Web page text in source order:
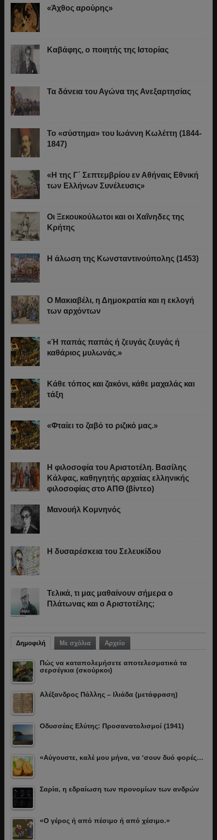
«Άχθος αρούρης»
Καβάφης, ο ποιητής της Ιστορίας
Τα δάνεια του Αγώνα της Ανεξαρτησίας
Το «σύστημα» του Ιωάννη Κωλέττη (1844-
1847)
«Η της Γ΄ Σεπτεμβρίου εν Αθήναις Εθνική
των Ελλήνων Συνέλευσις»
Οι Ξεκουκούλωτοι και οι Χαΐνηδες της
Κρήτης
Η άλωση της Κωνσταντινούπολης (1453)
Ο Μακιαβέλι, η Δημοκρατία και η εκλογή
των αρχόντων
«Ή παπάς παπάς ή ζευγάς ζευγάς ή
καθάριος μυλωνάς.»
Κάθε τόπος και ζακόνι, κάθε μαχαλάς και
τάξη
«Φταίει το ζαβό το ριζικό μας.»
Η φιλοσοφία του Αριστοτέλη. Βασίλης
Κάλφας, καθηγητής αρχαίας ελληνικής
φιλοσοφίας στο ΑΠΘ (βίντεο)
Μανουήλ Κομνηνός
Η δυσαρέσκεια του Σελευκίδου
Τελικά, τι μας μαθαίνουν σήμερα ο
Πλάτωνας και ο Αριστοτέλης;
Δημοφιλή Με σχόλια Αρχείο
Πώς να καταπολεμήσετε αποτελεσματικά τα
σερσέγκια (σκούρκοι)
Αλέξανδρος Πάλλης – Ιλιάδα (μετάφραση)
Οδυσσέας Ελύτης: Προσανατολισμοί (1941)
«Αύγουστε, καλέ μου μήνα, να ‘σουν δυό φορές…
Σαρία, η εδραίωση των προνομίων των ανδρών
«Ο γέρος ή από πέσιμο ή από χέσιμο.»